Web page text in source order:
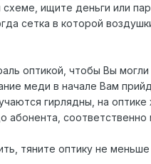
ищите деньги или
сетка в которой
оптикой, чтобы Вы
меди в начале Вам
гирлядны, на
абонента,
тяните оптику не